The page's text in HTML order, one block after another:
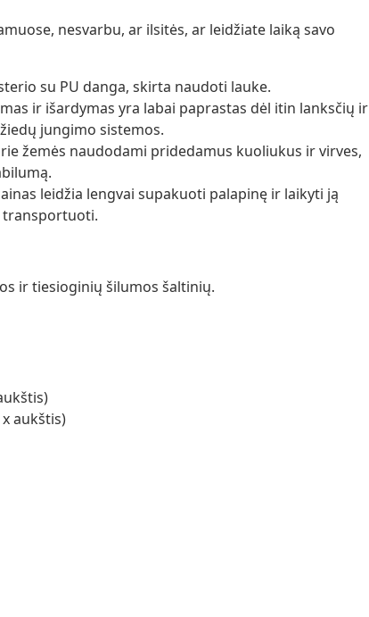
nesvarbu, ar ilsitės, ar leidžiate laiką savo
su PU danga, skirta naudoti lauke.
ir išardymas yra labai paprastas dėl itin lanksčių ir
jungimo sistemos.
žemės naudodami pridedamus kuoliukus ir virves,
leidžia lengvai supakuoti palapinę ir laikyti ją
transportuoti.
ir tiesioginių šilumos šaltinių.
aukštis)